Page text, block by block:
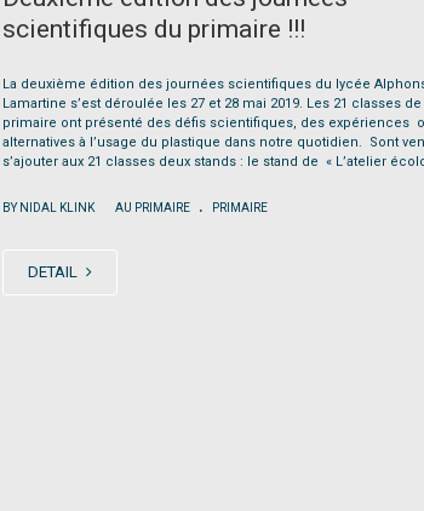
scientifiques du primaire !!!
La deuxième édition des journées scientifiques du lycée
Lamartine s’est déroulée les 27 et 28 mai 2019. Les 21 classes de
primaire ont présenté des défis scientifiques, des expériences
alternatives à l’usage du plastique dans notre quotidien. Sont
s’ajouter aux 21 classes deux stands : le stand de « L’atelier
BY NIDAL KLINK AU PRIMAIRE . PRIMAIRE
DETAIL